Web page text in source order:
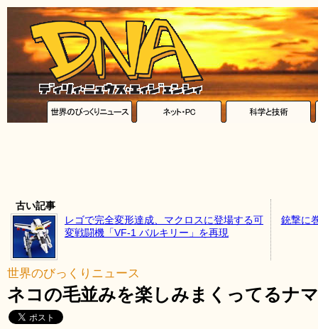
古い記事
レゴで完全変形達成、マクロスに登場する可
変戦闘機「VF-1 バルキリー」を再現
銃撃に
世界のびっくりニュース
ネコの毛並みを楽しみまくってるナ